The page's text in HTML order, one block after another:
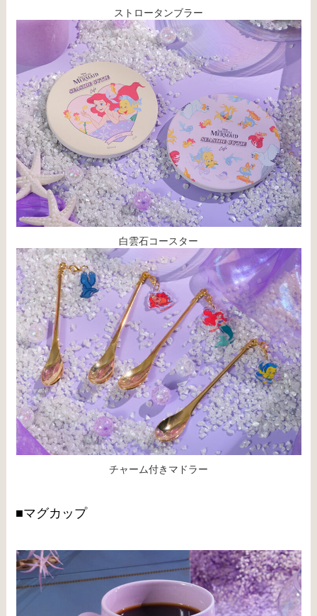
ストロータンブラー
白雲石コースター
チャーム付きマドラー
■マグカップ